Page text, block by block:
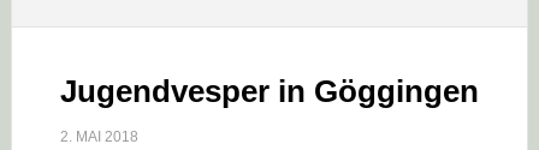
Jugendvesper in Göggingen
2. MAI 2018